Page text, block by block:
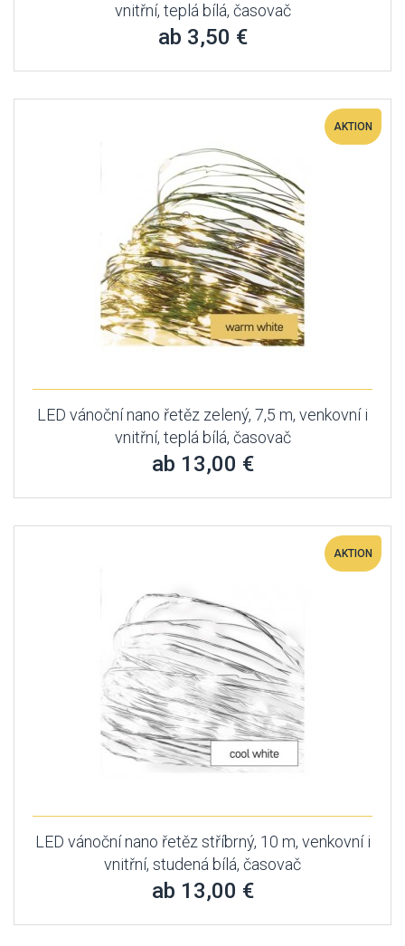
vnitřní, teplá bílá, časovač
ab 3,50 €
AKTION
LED vánoční nano řetěz zelený, 7,5 m, venkovní i
vnitřní, teplá bílá, časovač
ab 13,00 €
AKTION
LED vánoční nano řetěz stříbrný, 10 m, venkovní i
vnitřní, studená bílá, časovač
ab 13,00 €